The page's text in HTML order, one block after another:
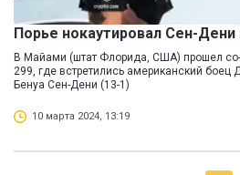
Порье нокаутировал Сен-Дени
В Майами (штат Флорида, США) прошел со-
299, где встретились американский боец
Бенуа Сен-Дени (13-1)
10 марта 2024, 13:19